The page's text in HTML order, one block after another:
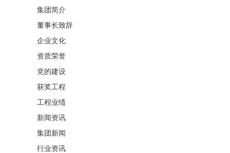
集团简介
董事长致辞
企业文化
资质荣誉
党的建设
获奖工程
工程业绩
新闻资讯
集团新闻
行业资讯